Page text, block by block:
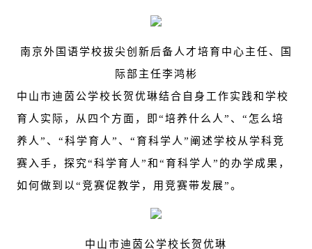
南京外国语学校拔尖创新后备人才培育中心主任、国
际部主任李鸿彬
中山市迪茵公学校长贺优琳结合自身工作实践和学校
育人实际，从四个方面，即“培养什么人”、“怎么培
养人”、“科学育人”、“育科学人”阐述学校从学科竞
赛入手，探究“科学育人”和“育科学人”的办学成果，
如何做到以“竞赛促教学，用竞赛带发展”。
中山市迪茵公学校长贺优琳